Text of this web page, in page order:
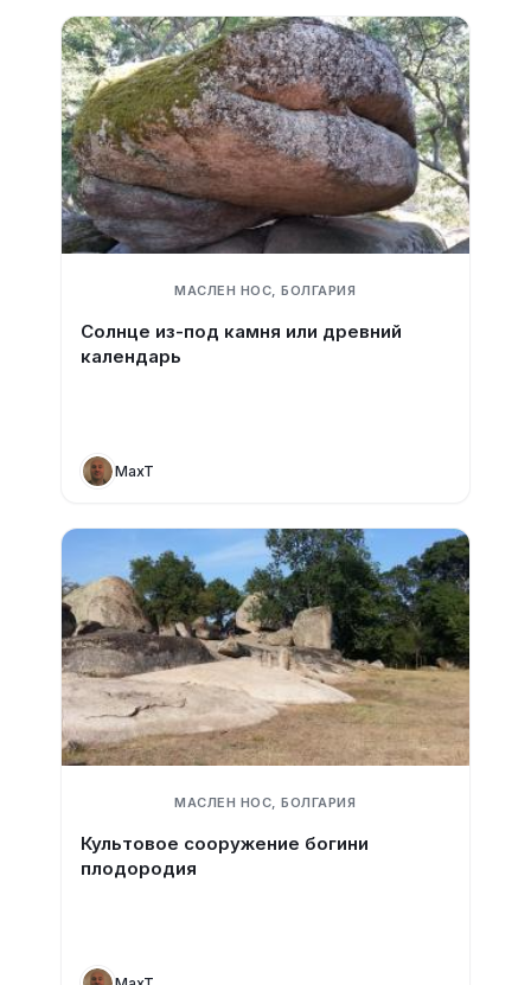
МАСЛЕН НОС, БОЛГАРИЯ
Солнце из-под камня или древний
календарь
MaxT
МАСЛЕН НОС, БОЛГАРИЯ
Культовое сооружение богини
плодородия